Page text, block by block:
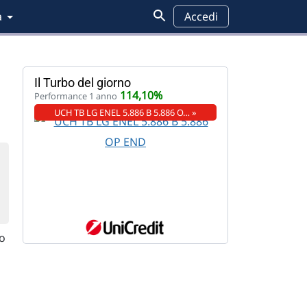
Accedi
Il Turbo del giorno
Performance 1 anno 114,10%
UCH TB LG ENEL 5.886 B 5.886 O… »